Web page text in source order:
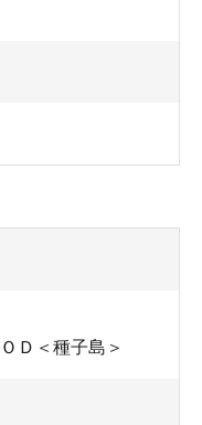
Ｄ＜種子島＞